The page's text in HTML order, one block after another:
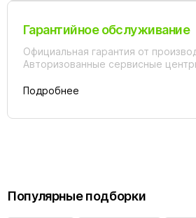
Гарантийное обслуживание
Официальная гарантия от
Авторизованные сервисные
Подробнее
Популярные подборки